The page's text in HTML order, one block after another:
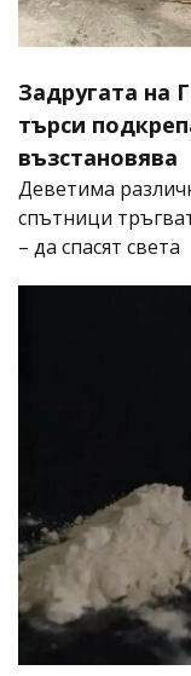
Задругата на
търси
възстановява
Деветима
спътници
– да спасят света